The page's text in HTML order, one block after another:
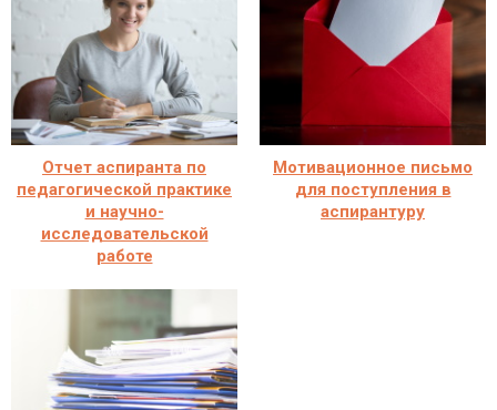
Отчет аспиранта по
педагогической практике
и научно-
исследовательской
работе
Мотивационное письмо
для поступления в
аспирантуру